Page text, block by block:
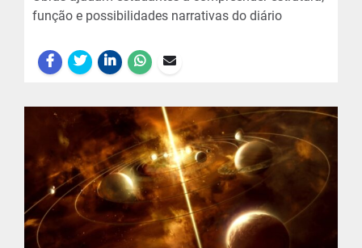
função e possibilidades narrativas do diário